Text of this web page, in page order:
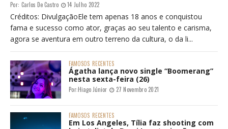
Por: Carlos De Castro 14 Julho 2022
Créditos: DivulgaçãoEle tem apenas 18 anos e conquistou
fama e sucesso como ator, graças ao seu talento e carisma,
agora se aventura em outro terreno da cultura, o da li...
FAMOSOS RECENTES
Ágatha lança novo single “Boomerang”
nesta sexta-feira (26)
Por:Hiago Júnior 27 Novembro 2021
FAMOSOS RECENTES
Em Los Angeles, Tília faz shooting com